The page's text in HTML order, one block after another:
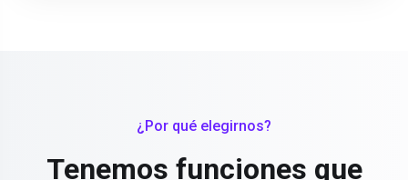
¿Por qué elegirnos?
Tenemos funciones que